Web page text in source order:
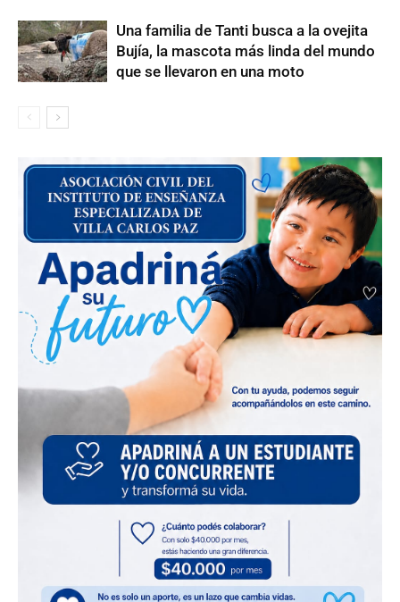
Una familia de Tanti busca a la ovejita
Bujía, la mascota más linda del mundo
que se llevaron en una moto